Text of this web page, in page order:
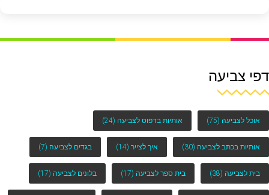
דפי צביעה
אוכל לצביעה (75) אותיות בדפוס לצביעה (24)
אותיות בכתב לצביעה (30) איך לצייר (14) בגדים לצביעה (7)
בית לצביעה (38) בית ספר לצביעה (17) בלונים לצביעה (17)